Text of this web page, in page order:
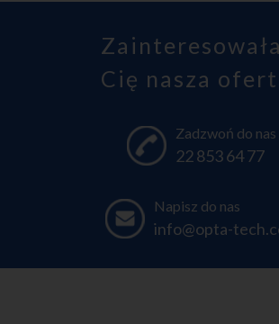
Zainteresowała
Cię nasza
Zadzwoń do nas
22 853 64 77
Napisz do nas
info@opta-